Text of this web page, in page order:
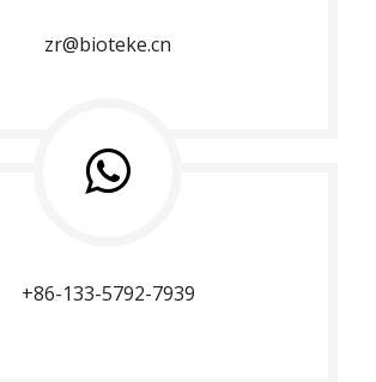
zr@bioteke.cn
+86-133-5792-7939